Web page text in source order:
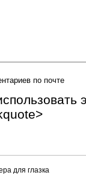
по почте
для глазка